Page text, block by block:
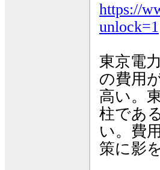
https://
unlock=1
東京電
の費用
高い。
柱であ
い。費
策に影